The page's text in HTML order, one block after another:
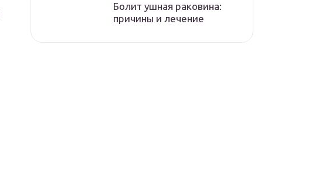
Болит ушная раковина:
причины и лечение